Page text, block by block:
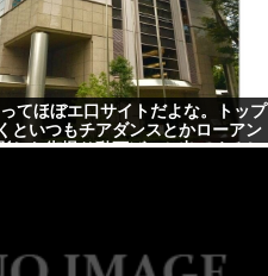
てほぼエ口サイトだよな。トップ
といつもチアダンスとかローアン
した街撮り動画ばっか出てくるじ